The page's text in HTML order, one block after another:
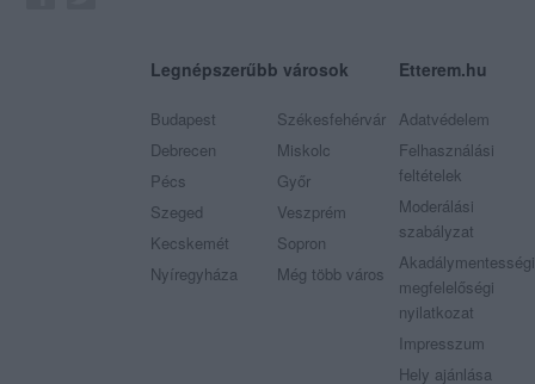
Legnépszerűbb városok
Budapest
Debrecen
Pécs
Szeged
Kecskemét
Nyíregyháza
Székesfehérvár
Miskolc
Győr
Veszprém
Sopron
Még több város
Etterem.hu
Adatvédelem
Felhasználási
feltételek
Moderálási
szabályzat
Akadálymentességi
megfelelőségi
nyilatkozat
Impresszum
Hely ajánlása